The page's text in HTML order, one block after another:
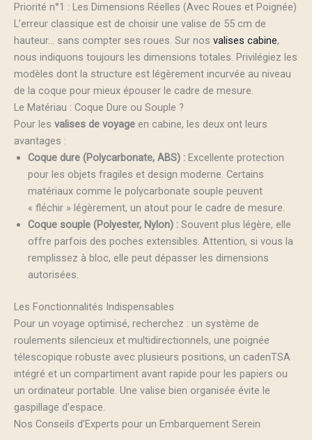
Priorité n°1 : Les Dimensions Réelles (Avec Roues et Poignée)
L’erreur classique est de choisir une valise de 55 cm de
hauteur… sans compter ses roues. Sur nos valises cabine,
nous indiquons toujours les dimensions totales. Privilégiez les
modèles dont la structure est légèrement incurvée au niveau
de la coque pour mieux épouser le cadre de mesure.
Le Matériau : Coque Dure ou Souple ?
Pour les valises de voyage en cabine, les deux ont leurs
avantages :
Coque dure (Polycarbonate, ABS) : Excellente protection
pour les objets fragiles et design moderne. Certains
matériaux comme le polycarbonate souple peuvent
« fléchir » légèrement, un atout pour le cadre de mesure.
Coque souple (Polyester, Nylon) : Souvent plus légère, elle
offre parfois des poches extensibles. Attention, si vous la
remplissez à bloc, elle peut dépasser les dimensions
autorisées.
Les Fonctionnalités Indispensables
Pour un voyage optimisé, recherchez : un système de
roulements silencieux et multidirectionnels, une poignée
télescopique robuste avec plusieurs positions, un cadenTSA
intégré et un compartiment avant rapide pour les papiers ou
un ordinateur portable. Une valise bien organisée évite le
gaspillage d’espace.
Nos Conseils d’Experts pour un Embarquement Serein